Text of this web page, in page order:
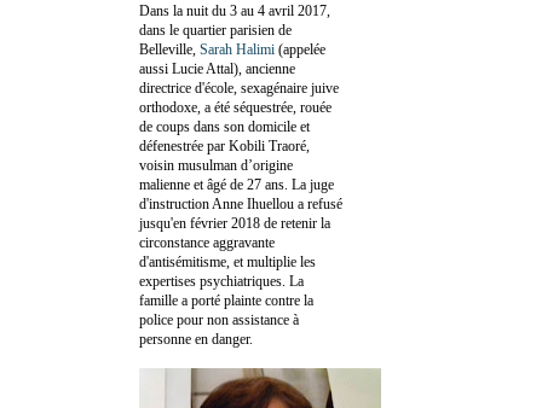
Dans la nuit du 3 au 4 avril 2017,
dans le quartier parisien de
Belleville, Sarah Halimi (appelée
aussi Lucie Attal), ancienne
directrice d'école, sexagénaire juive
orthodoxe, a été séquestrée, rouée
de coups dans son domicile et
défenestrée par Kobili Traoré,
voisin musulman d’origine
malienne et âgé de 27 ans. La juge
d'instruction Anne Ihuellou a refusé
jusqu'en février 2018 de retenir la
circonstance aggravante
d'antisémitisme, et multiplie les
expertises psychiatriques. La
famille a porté plainte contre la
police pour non assistance à
personne en danger.